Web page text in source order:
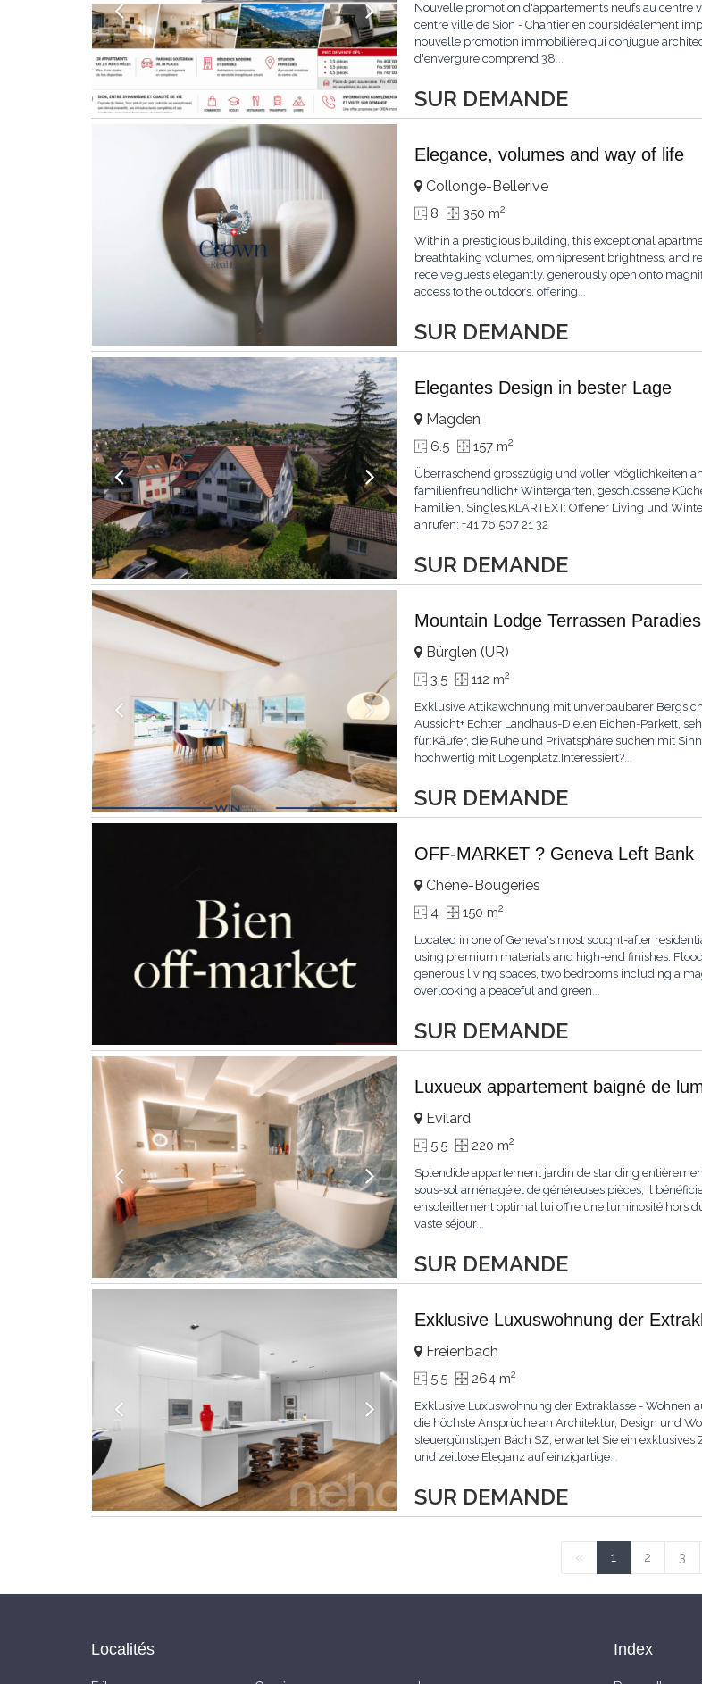
SUR DEMANDE
Nouvelle promotion d'appartements neufs au centre
centre ville de Sion - Chantier en coursIdéalement
nouvelle promotion immobilière qui conjugue
d'envergure comprend 38...
Elegance, volumes and way of life
SUR DEMANDE
Collonge-Bellerive
8 350 m2
Within a prestigious building, this exceptional
breathtaking volumes, omnipresent brightness, and
receive guests elegantly, generously open onto
access to the outdoors, offering...
Elegantes Design in bester Lage
SUR DEMANDE
Magden
6.5 157 m2
Überraschend grosszügig und voller Möglichkeiten
familienfreundlich+ Wintergarten, geschlossene
Familien, Singles,KLARTEXT: Offener Living und
anrufen: +41 76 507 21 32
Mountain Lodge Terrassen Paradies
SUR DEMANDE
Bürglen (UR)
3.5 112 m2
Exklusive Attikawohnung mit unverbaubarer
Aussicht+ Echter Landhaus-Dielen Eichen-Parkett,
für:Käufer, die Ruhe und Privatsphäre suchen mit
hochwertig mit Logenplatz.Interessiert?...
OFF-MARKET ? Geneva Left Bank
SUR DEMANDE
Chêne-Bougeries
4 150 m2
Located in one of Geneva's most sought-after
using premium materials and high-end finishes.
generous living spaces, two bedrooms including a
overlooking a peaceful and green...
Luxueux appartement baigné de
SUR DEMANDE
Evilard
5.5 220 m2
Splendide appartement jardin de standing
sous-sol aménagé et de généreuses pièces, il
ensoleillement optimal lui offre une luminosité hors
vaste séjour...
Exklusive Luxuswohnung der
SUR DEMANDE
Freienbach
5.5 264 m2
Exklusive Luxuswohnung der Extraklasse - Wohnen
die höchste Ansprüche an Architektur, Design und
steuergünstigen Bäch SZ, erwartet Sie ein
und zeitlose Eleganz auf einzigartige...
« 1 2 3
Localités Index